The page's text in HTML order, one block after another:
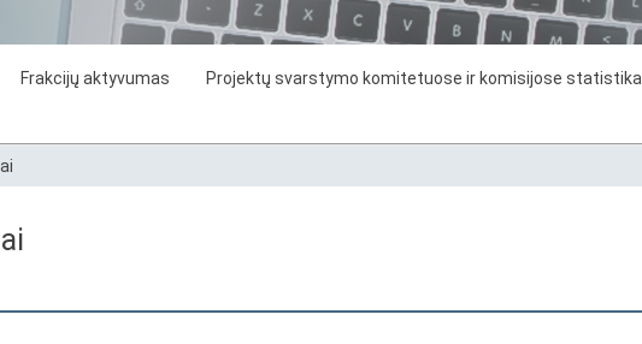
Frakcijų aktyvumas
Projektų svarstymo komitetuose ir komisijose statistika